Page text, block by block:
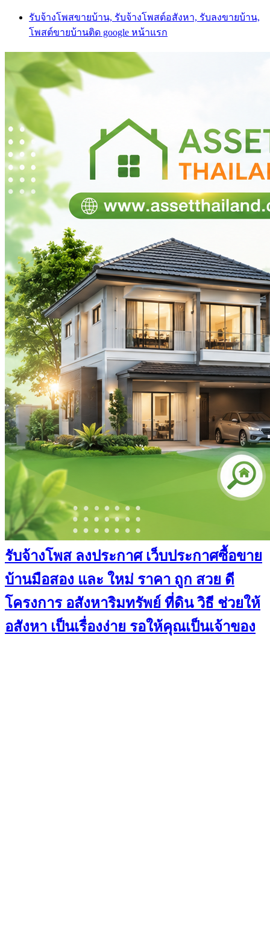
Skip
content
รับจ้างโพสขายบ้าน, รับจ้างโพสต์อสังหา, รับลงขายบ้าน,
โพสต์ขายบ้านติด google หน้าแรก
รับจ้างโพส ลงประกาศ เว็บประกาศซื้อขาย
บ้านมือสอง และ ใหม่ ราคา ถูก สวย ดี
โครงการ อสังหาริมทรัพย์ ที่ดิน วิธี ช่วยให้
อสังหา เป็นเรื่องง่าย รอให้คุณเป็นเจ้าของ